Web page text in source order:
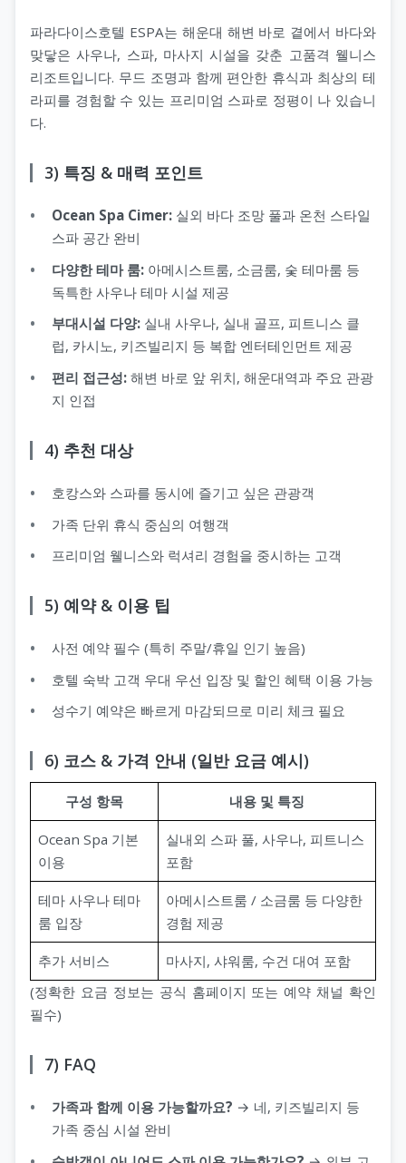
파라다이스호텔 ESPA는 해운대 해변 바로 곁에서 바다와
맞닿은 사우나, 스파, 마사지 시설을 갖춘 고품격 웰니스
리조트입니다. 무드 조명과 함께 편안한 휴식과 최상의 테
라피를 경험할 수 있는 프리미엄 스파로 정평이 나 있습니
다.
3) 특징 & 매력 포인트
Ocean Spa Cimer: 실외 바다 조망 풀과 온천 스타일
스파 공간 완비
다양한 테마 룸: 아메시스트룸, 소금룸, 숯 테마룸 등
독특한 사우나 테마 시설 제공
부대시설 다양: 실내 사우나, 실내 골프, 피트니스 클
럽, 카시노, 키즈빌리지 등 복합 엔터테인먼트 제공
편리 접근성: 해변 바로 앞 위치, 해운대역과 주요 관광
지 인접
4) 추천 대상
호캉스와 스파를 동시에 즐기고 싶은 관광객
가족 단위 휴식 중심의 여행객
프리미엄 웰니스와 럭셔리 경험을 중시하는 고객
5) 예약 & 이용 팁
사전 예약 필수 (특히 주말/휴일 인기 높음)
호텔 숙박 고객 우대 우선 입장 및 할인 혜택 이용 가능
성수기 예약은 빠르게 마감되므로 미리 체크 필요
6) 코스 & 가격 안내 (일반 요금 예시)
구성 항목 내용 및 특징
Ocean Spa 기본
이용
실내외 스파 풀, 사우나, 피트니스
포함
테마 사우나 테마
룸 입장
아메시스트룸 / 소금룸 등 다양한
경험 제공
추가 서비스
마사지, 샤워룸, 수건 대여 포함
(정확한 요금 정보는 공식 홈페이지 또는 예약 채널 확인
필수)
7) FAQ
가족과 함께 이용 가능할까요? → 네, 키즈빌리지 등
가족 중심 시설 완비